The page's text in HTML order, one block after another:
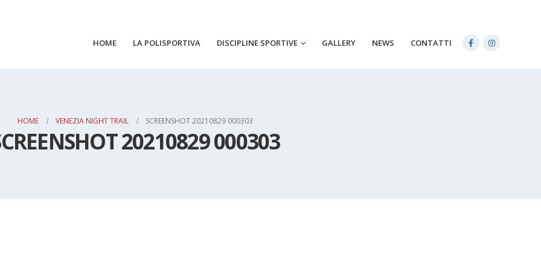
HOME LA POLISPORTIVA DISCIPLINE SPORTIVE GALLERY NEWS CONTATTI
HOME VENEZIA NIGHT TRAIL SCREENSHOT 20210829 000303
20210829 000303